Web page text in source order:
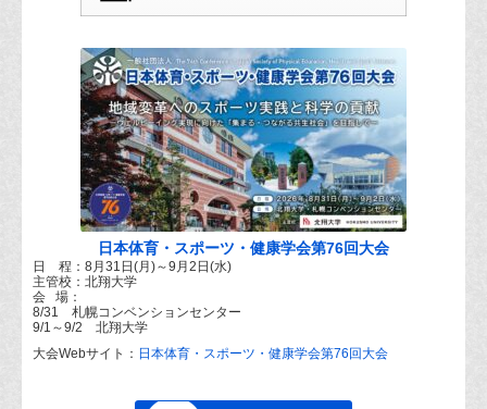
日本体育・スポーツ・健康学会第76回大会
日 程：8月31日(月)～9月2日(水)
主管校：北翔大学
会 場：
8/31 札幌コンベンションセンター
9/1～9/2 北翔大学
大会Webサイト： 日本体育・スポーツ・健康学会第76回大会